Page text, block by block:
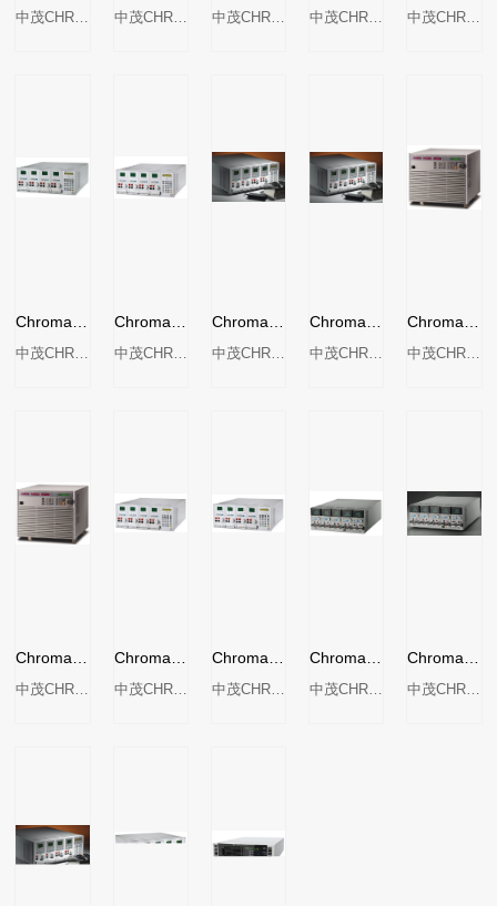
中茂CHROMA 中茂CHROMA 中茂CHROMA 中茂CHROMA 中茂CHROMA
Chroma LED电源测试专用直流电子负载63110A/63113A/63115A
中茂CHROMA
Chroma 6330A系列直流电子负载
中茂CHROMA
Chroma 63101A直流电子负载
中茂CHROMA
Chroma 63108A直流电子负载
中茂CHROMA
Chroma 63204直流电子负载
中茂CHROMA
Chroma 63211直流电子负载
中茂CHROMA
Chroma 63303A直流电子负载
中茂CHROMA
Chroma 63308A直流电子负载
中茂CHROMA
Chroma 63630-80-60直流电子负载
中茂CHROMA
Chroma 63640-150-60直流电子负载
中茂CHROMA